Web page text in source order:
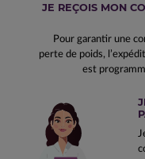
JE REÇOIS MON
Pour garantir une
perte de poids,
est